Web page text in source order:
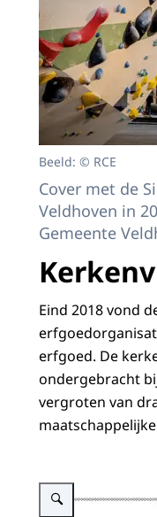
Beeld: © RCE
Cover met de
Veldhoven in
Gemeente
Eind 2018 vond
erfgoed. De
ondergebracht
vergroten van
Vergroot afbeelding